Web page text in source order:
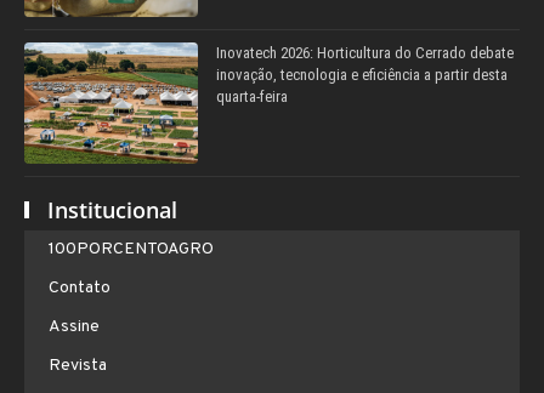
Inovatech 2026: Horticultura do Cerrado debate
inovação, tecnologia e eficiência a partir desta
quarta-feira
Institucional
100PORCENTOAGRO
Contato
Assine
Revista